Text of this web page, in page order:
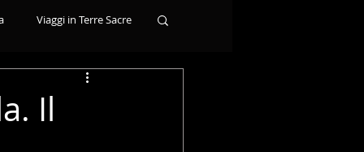
Viaggi in Terre Sacre
Il